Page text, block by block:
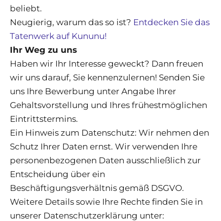
beliebt.
Neugierig, warum das so ist? Entdecken Sie das
Tatenwerk auf Kununu!
Ihr Weg zu uns
Haben wir Ihr Interesse geweckt? Dann freuen
wir uns darauf, Sie kennenzulernen! Senden Sie
uns Ihre Bewerbung unter Angabe Ihrer
Gehaltsvorstellung und Ihres frühestmöglichen
Eintrittstermins.
Ein Hinweis zum Datenschutz: Wir nehmen den
Schutz Ihrer Daten ernst. Wir verwenden Ihre
personenbezogenen Daten ausschließlich zur
Entscheidung über ein
Beschäftigungsverhältnis gemäß DSGVO.
Weitere Details sowie Ihre Rechte finden Sie in
unserer Datenschutzerklärung unter: